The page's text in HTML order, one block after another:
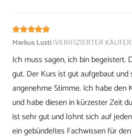
Bewertet mit5von 5
Markus Lusti(VERIFIZIERTER
Ich muss sagen, ich bin begeistert.
gut. Der Kurs ist gut aufgebaut
angenehme Stimme. Ich habe den
und habe diesen in kürzester Zeit
ist sehr gut und lohnt sich auf
ein gebündeltes Fachwissen für